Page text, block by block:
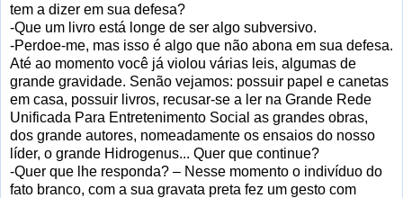
tem a dizer em sua defesa?
-Que um livro está longe de ser algo subversivo.
-Perdoe-me, mas isso é algo que não abona em sua defesa.
Até ao momento você já violou várias leis, algumas de
grande gravidade. Senão vejamos: possuir papel e canetas
em casa, possuir livros, recusar-se a ler na Grande Rede
Unificada Para Entretenimento Social as grandes obras,
dos grande autores, nomeadamente os ensaios do nosso
líder, o grande Hidrogenus... Quer que continue?
-Quer que lhe responda? – Nesse momento o indivíduo do
fato branco, com a sua gravata preta fez um gesto com